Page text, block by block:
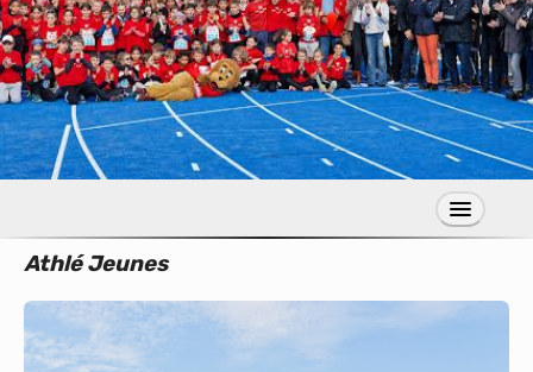
S’inscrire
Calendrier
Athlé Jeunes